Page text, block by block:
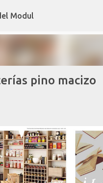
Ir al contenido principal
Modul
pino macizo